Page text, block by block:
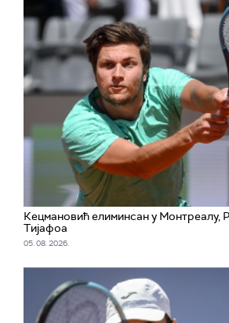
Кецмановић елиминсан у Монтреалу,
Тијафоа
05. 08. 2026.